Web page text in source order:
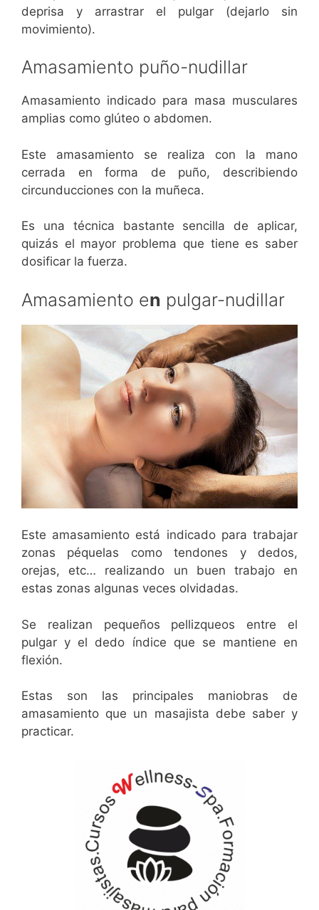
deprisa y arrastrar el pulgar (dejarlo sin
movimiento).
Amasamiento puño-nudillar
Amasamiento indicado para masa musculares
amplias como glúteo o abdomen.
Este amasamiento se realiza con la mano
cerrada en forma de puño, describiendo
circunducciones con la muñeca.
Es una técnica bastante sencilla de aplicar,
quizás el mayor problema que tiene es saber
dosificar la fuerza.
Amasamiento en pulgar-nudillar
Este amasamiento está indicado para trabajar
zonas péquelas como tendones y dedos,
orejas, etc… realizando un buen trabajo en
estas zonas algunas veces olvidadas.
Se realizan pequeños pellizqueos entre el
pulgar y el dedo índice que se mantiene en
flexión.
Estas son las principales maniobras de
amasamiento que un masajista debe saber y
practicar.